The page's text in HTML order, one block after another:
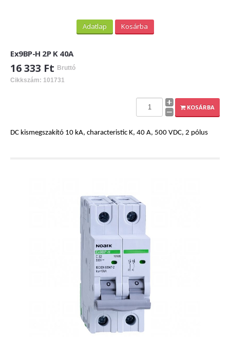
Adatlap Kosárba
Ex9BP-H 2P K 40A
16 333 Ft Bruttó
Cikkszám: 101731
KOSÁRBA
DC kismegszakító 10 kA, characteristic K, 40 A, 500 VDC, 2 pólus